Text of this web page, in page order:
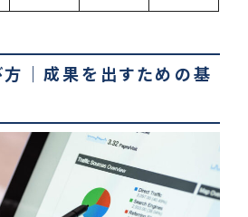
｜成果を出すための基